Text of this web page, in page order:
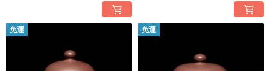
免運 免運